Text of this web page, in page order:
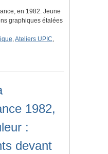
en 1982. Jeune
graphiques étalées
,Ateliers UPIC,
1982,
:
devant